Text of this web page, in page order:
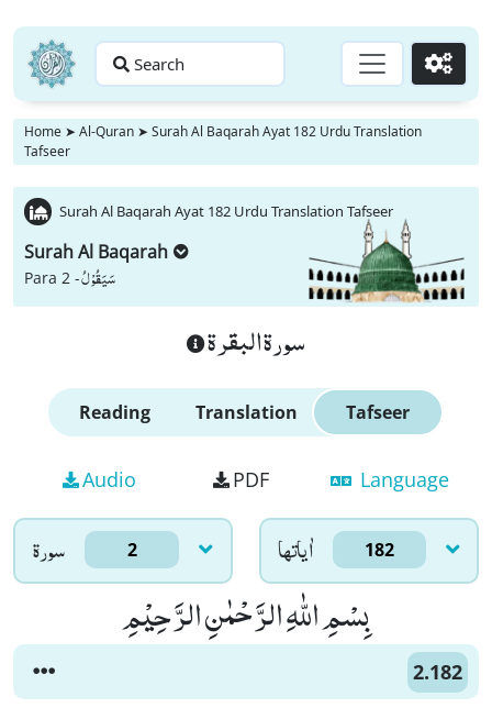
Search Go
Home ➤ Al-Quran ➤ Surah Al Baqarah Ayat 182 Urdu Translation
Tafseer
Surah Al Baqarah Ayat 182 Urdu Translation Tafseer
Surah Al Baqarah
Para 2 -سَیَقُوْلُ
سورة البقرة
Reading Translation Tafseer
Audio PDF Language
سورۃ 2 اٰياتها 182
بِسْمِ اللّٰهِ الرَّحْمٰنِ الرَّحِیْمِ
2.182